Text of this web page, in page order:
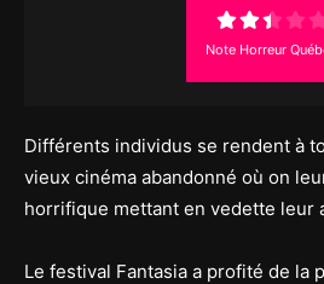
Note Horreur
Différents individus se rendent à
vieux cinéma abandonné où on
horrifique mettant en vedette leur
Le festival Fantasia a profité de la